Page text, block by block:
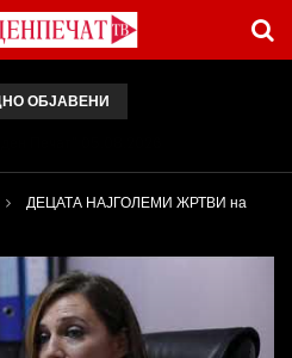
ОБЈАВЕНИ
ДЕЦАТА НАЈГОЛЕМИ ЖРТВИ на